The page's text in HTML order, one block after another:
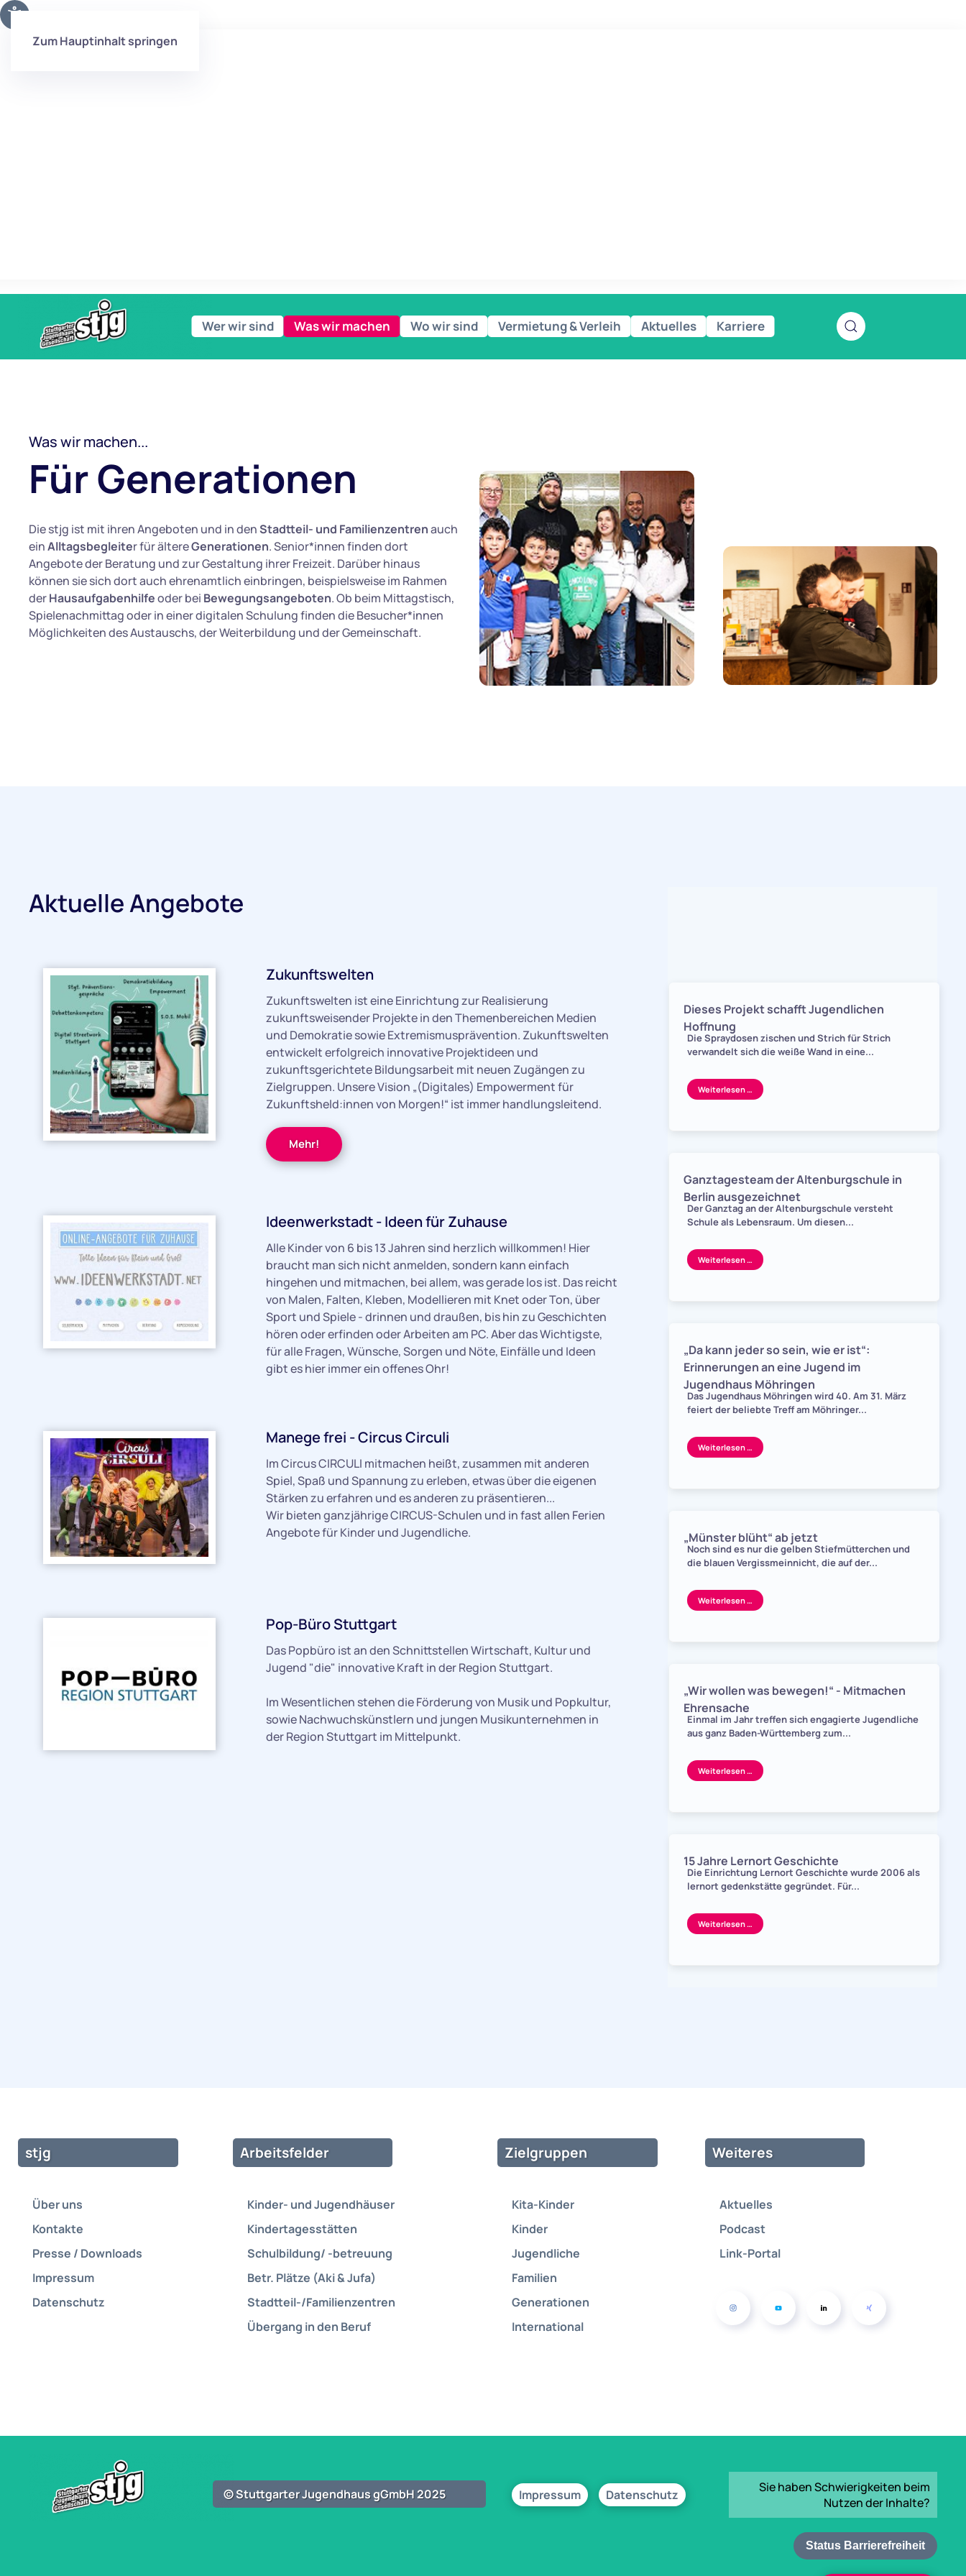
Zum Hauptinhalt springen
Wer wir sind Was wir machen Wo wir sind Vermietung & Verleih Aktuelles Karriere
Was wir machen...
Für Generationen
Die stjg ist mit ihren Angeboten und in denStadtteil- und Familienzentrenauch
einAlltagsbegleiter für ältereGenerationen. Senior*innen finden dort
Angebote der Beratung und zur Gestaltung ihrer Freizeit. Darüber hinaus
können sie sich dort auch ehrenamtlich einbringen, beispielsweise im Rahmen
derHausaufgabenhilfeoder bei Bewegungsangeboten. Ob beim Mittagstisch,
Spielenachmittag oder in einer digitalen Schulung finden die Besucher*innen
Möglichkeiten des Austauschs, der Weiterbildung und der Gemeinschaft.
Aktuelle Angebote
Zukunftswelten
Zukunftswelten ist eine Einrichtung zur Realisierung
zukunftsweisender Projekte in den Themenbereichen Medien
und Demokratie sowie Extremismusprävention. Zukunftswelten
entwickelt erfolgreich innovative Projektideen und
zukunftsgerichtete Bildungsarbeit mit neuen Zugängen zu
Zielgruppen. Unsere Vision „(Digitales) Empowerment für
Zukunftsheld:innen von Morgen!“ ist immer handlungsleitend.
Mehr!
Ideenwerkstadt - Ideen für Zuhause
Alle Kinder von 6 bis 13 Jahren sind herzlich willkommen! Hier
braucht man sich nicht anmelden, sondern kann einfach
hingehen und mitmachen, bei allem, was gerade los ist. Das reicht
von Malen, Falten, Kleben, Modellieren mit Knet oder Ton, über
Sport und Spiele - drinnen und draußen, bis hin zu Geschichten
hören oder erfinden oder Arbeiten am PC. Aber das Wichtigste,
für alle Fragen, Wünsche, Sorgen und Nöte, Einfälle und Ideen
gibt es hier immer ein offenes Ohr!
Manege frei - Circus Circuli
Im Circus CIRCULI mitmachen heißt, zusammen mit anderen
Spiel, Spaß und Spannung zu erleben, etwas über die eigenen
Stärken zu erfahren und es anderen zu präsentieren...
Wir bieten ganzjährige CIRCUS-Schulen und in fast allen Ferien
Angebote für Kinder und Jugendliche.
Pop-Büro Stuttgart
Das Popbüro ist an den Schnittstellen Wirtschaft, Kultur und
Jugend "die" innovative Kraft in der Region Stuttgart.
Im Wesentlichen stehen die Förderung von Musik und Popkultur,
sowie Nachwuchskünstlern und jungen Musikunternehmen in
der Region Stuttgart im Mittelpunkt.
Dieses Projekt schafft Jugendlichen
Hoffnung
Die Spraydosen zischen und Strich für Strich
verwandelt sich die weiße Wand in eine...
Weiterlesen …
Ganztagesteam der Altenburgschule in
Berlin ausgezeichnet
Der Ganztag an der Altenburgschule versteht
Schule als Lebensraum. Um diesen...
Weiterlesen …
„Da kann jeder so sein, wie er ist“:
Erinnerungen an eine Jugend im
Jugendhaus Möhringen
Das Jugendhaus Möhringen wird 40. Am 31. März
feiert der beliebte Treff am Möhringer...
Weiterlesen …
„Münster blüht“ ab jetzt
Noch sind es nur die gelben Stiefmütterchen und
die blauen Vergissmeinnicht, die auf der...
Weiterlesen …
„Wir wollen was bewegen!“ - Mitmachen
Ehrensache
Einmal im Jahr treffen sich engagierte Jugendliche
aus ganz Baden-Württemberg zum...
Weiterlesen …
15 Jahre Lernort Geschichte
Die Einrichtung Lernort Geschichte wurde 2006 als
lernort gedenkstätte gegründet. Für...
Weiterlesen …
stjg
Über uns
Kontakte
Presse / Downloads
Impressum
Datenschutz
Arbeitsfelder
Kinder- und Jugendhäuser
Kindertagesstätten
Schulbildung/ -betreuung
Betr. Plätze (Aki & Jufa)
Stadtteil-/Familienzentren
Übergang in den Beruf
Zielgruppen
Kita-Kinder
Kinder
Jugendliche
Familien
Generationen
International
Weiteres
Aktuelles
Podcast
Link-Portal
© Stuttgarter Jugendhaus gGmbH 2025 Impressum Datenschutz
Sie haben Schwierigkeiten beim
Nutzen der Inhalte?
Status Barrierefreiheit